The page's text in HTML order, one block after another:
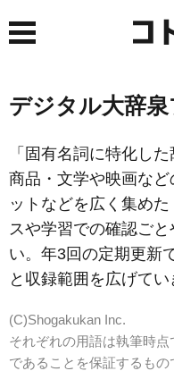
デジタル大辞泉
「固有名詞に特化し
商品・文学や映画な
ットなどを広く集め
スや学習での確認ご
い。年3回の定期更新
と収録範囲を広げてい
(C)Shogakukan Inc.
それぞれの用語は執筆時
であることを保証するもの